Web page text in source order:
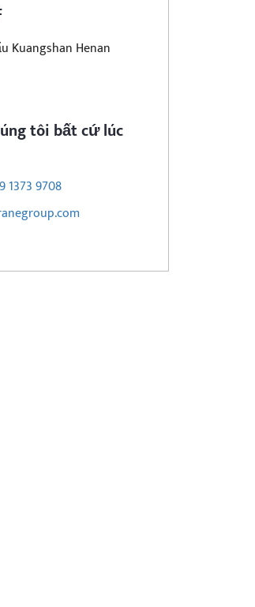
Kuangshan Henan
tôi bất cứ lúc
1373 9708